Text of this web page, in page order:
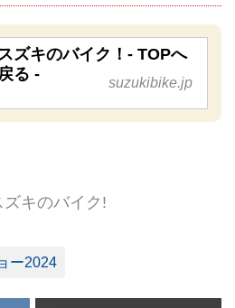
ズキのバイク！- TOPへ
る -
suzukibike.jp
キのバイク!
ー2024